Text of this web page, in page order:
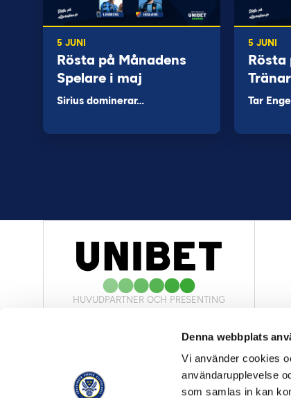
Denna webbplats
Vi använder cookies
användarupplevelse
som samlas in kan
5 JUNI
Rösta på Månadens
Spelare i maj
Sirius dominerar…
5 JUNI
Rösta
Tar
HUVUDPARTNER OCH PRESENTING